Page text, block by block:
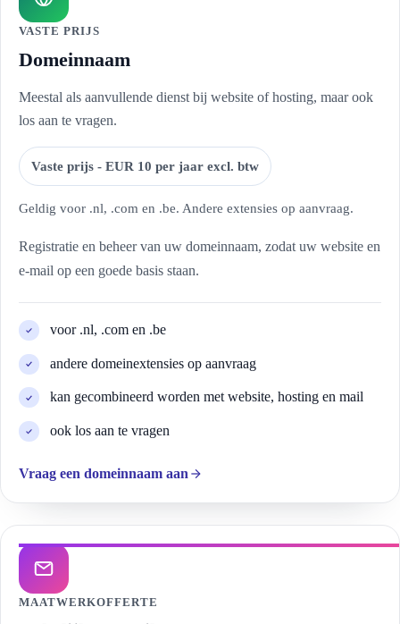
VASTE PRIJS
Domeinnaam
Meestal als aanvullende dienst bij website of hosting, maar ook
los aan te vragen.
Vaste prijs - EUR 10 per jaar excl. btw
Geldig voor .nl, .com en .be. Andere extensies op aanvraag.
Registratie en beheer van uw domeinnaam, zodat uw website en
e-mail op een goede basis staan.
voor .nl, .com en .be
andere domeinextensies op aanvraag
kan gecombineerd worden met website, hosting en mail
ook los aan te vragen
Vraag een domeinnaam aan
MAATWERKOFFERTE